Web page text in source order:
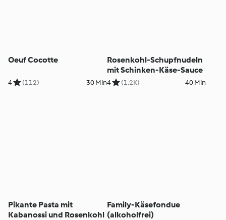
Oeuf Cocotte
4 (112) 30 Min
Rosenkohl-Schupfnudeln
mit Schinken-Käse-Sauce
4 (1.2K) 40 Min
Pikante Pasta mit
Kabanossi und Rosenkohl
Family-Käsefondue
(alkoholfrei)